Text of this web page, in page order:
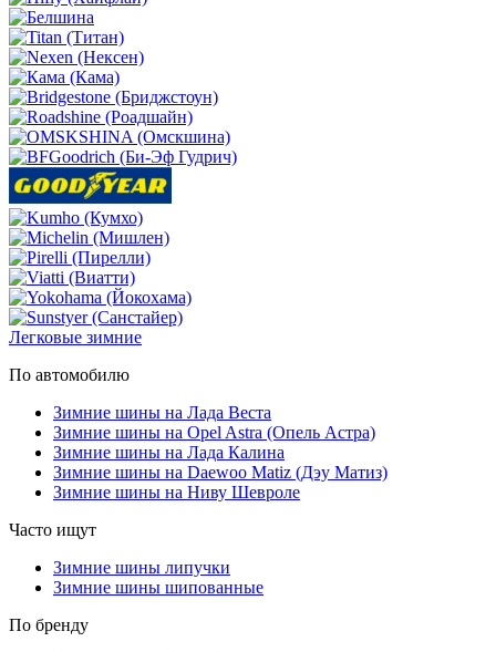
Легковые зимние
По автомобилю
Зимние шины на Лада Веста
Зимние шины на Opel Astra (Опель Астра)
Зимние шины на Лада Калина
Зимние шины на Daewoo Matiz (Дэу Матиз)
Зимние шины на Ниву Шевроле
Часто ищут
Зимние шины липучки
Зимние шины шипованные
По бренду